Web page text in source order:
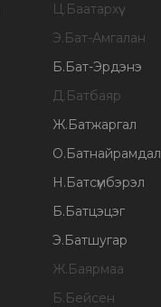
Ц.Баатархүү
Э.Бат-Амгалан
Б.Бат-Эрдэнэ
Д.Батбаяр
Ж.Батжаргал
О.Батнайрамдал
Н.Батсүмбэрэл
Б.Батцэцэг
Э.Батшугар
Ж.Баярмаа
Б.Бейсен